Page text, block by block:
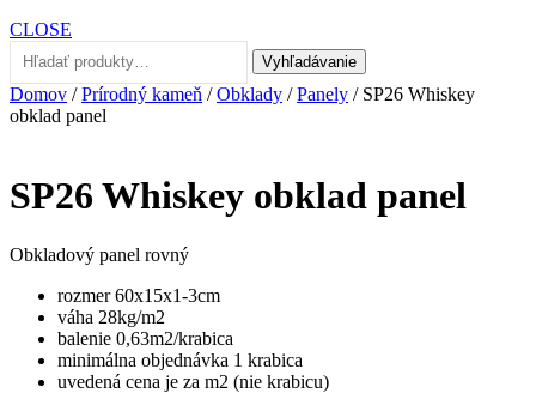
CLOSE
Vyhľadávanie
Domov /Prírodný kameň /Obklady /Panely / SP26 Whiskey
obklad panel
SP26 Whiskey obklad panel
Obkladový panel rovný
rozmer 60x15x1-3cm
váha 28kg/m2
balenie 0,63m2/krabica
minimálna objednávka 1 krabica
uvedená cena je za m2 (nie krabicu)